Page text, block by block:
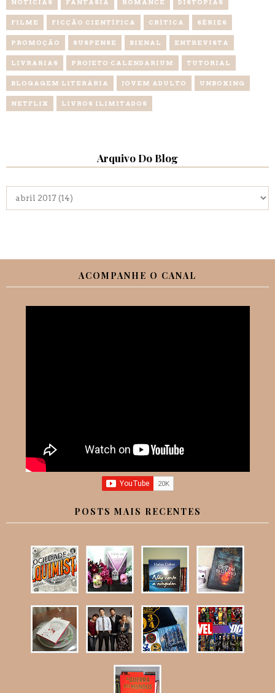
NOTÍCIAS FANTASIA ROMANCE DISTOPIAS
FILME FICÇÃO CIENTÍFICA CRÍTICA SÉRIES
PROMOÇÃO SUSPENSE BIENAL ENTREVISTA
LIVRARIAS PROJETO CALENDARIUM TUTORIAL
BLOGAGEM LITERÁRIA JOVEM ADULTO UNBOXING
NETFLIX LIVROS ILIMITADOS
Arquivo Do Blog
ACOMPANHE O CANAL
POSTS MAIS RECENTES